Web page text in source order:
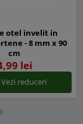
otel invelit in
- 8 mm x 90
cm
lei
Vezi reduceri